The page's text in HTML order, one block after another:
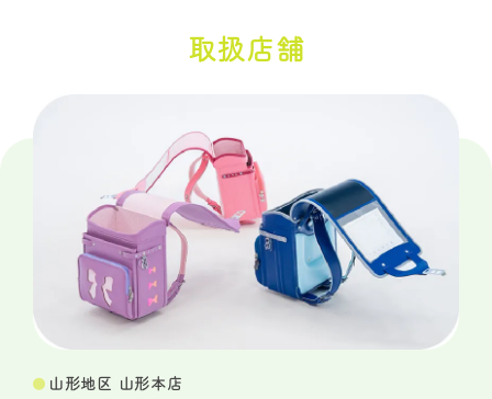
取扱店舗
山形地区 山形本店